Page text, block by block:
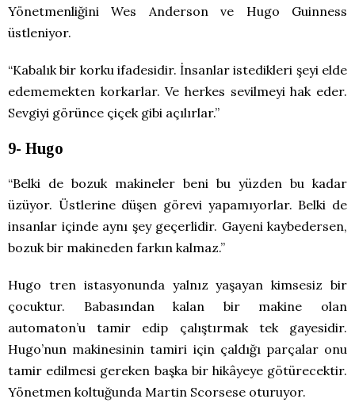
Yönetmenliğini Wes Anderson ve Hugo Guinness
üstleniyor.
“Kabalık bir korku ifadesidir. İnsanlar istedikleri şeyi elde
edememekten korkarlar. Ve herkes sevilmeyi hak eder.
Sevgiyi görünce çiçek gibi açılırlar.”
9- Hugo
“Belki de bozuk makineler beni bu yüzden bu kadar
üzüyor. Üstlerine düşen görevi yapamıyorlar. Belki de
insanlar içinde aynı şey geçerlidir. Gayeni kaybedersen,
bozuk bir makineden farkın kalmaz.”
Hugo tren istasyonunda yalnız yaşayan kimsesiz bir
çocuktur. Babasından kalan bir makine olan
automaton’u tamir edip çalıştırmak tek gayesidir.
Hugo’nun makinesinin tamiri için çaldığı parçalar onu
tamir edilmesi gereken başka bir hikâyeye götürecektir.
Yönetmen koltuğunda Martin Scorsese oturuyor.